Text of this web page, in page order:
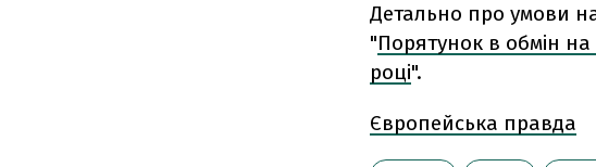
Детально про умови
"Порятунок в обмін
році".
Європейська правда